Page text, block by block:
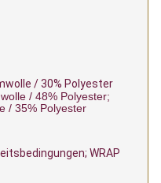
/ 30% Polyester
/ 48% Polyester;
/ 35% Polyester
WRAP